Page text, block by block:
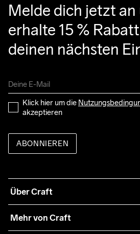
Melde dich jetzt an
erhalte 15 %
deinen nächsten
Klick hier um die
akzeptieren
ABONNIEREN
Über Craft
Nachhaltigkeit
Mehr von Craft